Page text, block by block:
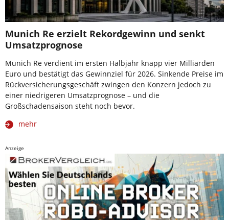
Munich Re erzielt Rekordgewinn und senkt
Umsatzprognose
Munich Re verdient im ersten Halbjahr knapp vier Milliarden
Euro und bestätigt das Gewinnziel für 2026. Sinkende Preise im
Rückversicherungsgeschäft zwingen den Konzern jedoch zu
einer niedrigeren Umsatzprognose – und die
Großschadensaison steht noch bevor.
mehr
Anzeige